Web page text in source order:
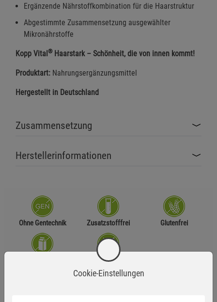
Ergänzende Nährstoffkombination für die Haarstruktur
Abgestimmte Zusammensetzung ausgewählter
Mikronährstoffe
Kopp Vital®Haarstark – Schönheit, die von innen kommt!
Produktart: Nahrungsergänzungsmittel
Hergestellt in Deutschland
Zusammensetzung
Herstellerinformationen
Ohne Gentechnik Zusatzstofffrei Glutenfrei
Vegan
Cookie-Einstellungen